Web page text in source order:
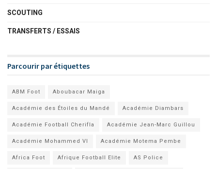
SCOUTING
TRANSFERTS / ESSAIS
Parcourir par étiquettes
ABM Foot Aboubacar Maiga
Académie des Étoiles du Mandé Académie Diambars
Académie Football Cherifla Académie Jean-Marc Guillou
Académie Mohammed VI Académie Motema Pembe
Africa Foot Afrique Football Elite AS Police